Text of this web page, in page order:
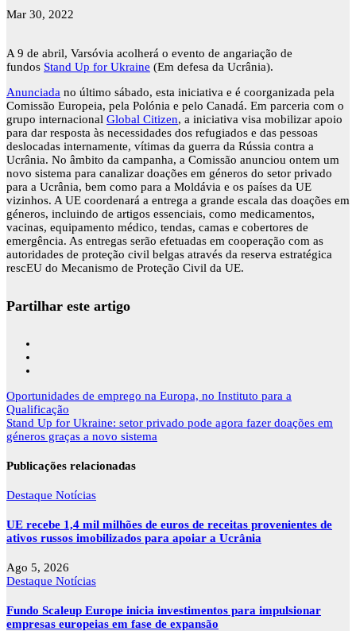
Mar 30, 2022
A 9 de abril, Varsóvia acolherá o evento de angariação de
fundos Stand Up for Ukraine (Em defesa da Ucrânia).
Anunciada no último sábado, esta iniciativa e é coorganizada pela
Comissão Europeia, pela Polónia e pelo Canadá. Em parceria com o
grupo internacional Global Citizen, a iniciativa visa mobilizar apoio
para dar resposta às necessidades dos refugiados e das pessoas
deslocadas internamente, vítimas da guerra da Rússia contra a
Ucrânia. No âmbito da campanha, a Comissão anunciou ontem um
novo sistema para canalizar doações em géneros do setor privado
para a Ucrânia, bem como para a Moldávia e os países da UE
vizinhos. A UE coordenará a entrega a grande escala das doações em
géneros, incluindo de artigos essenciais, como medicamentos,
vacinas, equipamento médico, tendas, camas e cobertores de
emergência. As entregas serão efetuadas em cooperação com as
autoridades de proteção civil belgas através da reserva estratégica
rescEU do Mecanismo de Proteção Civil da UE.
Partilhar este artigo
Navegação
de
artigos
Oportunidades de emprego na Europa, no Instituto para a
Qualificação
Stand Up for Ukraine: setor privado pode agora fazer doações em
géneros graças a novo sistema
Publicações relacionadas
Destaque Notícias
UE recebe 1,4 mil milhões de euros de receitas provenientes de
ativos russos imobilizados para apoiar a Ucrânia
Ago 5, 2026
Destaque Notícias
Fundo Scaleup Europe inicia investimentos para impulsionar
empresas europeias em fase de expansão